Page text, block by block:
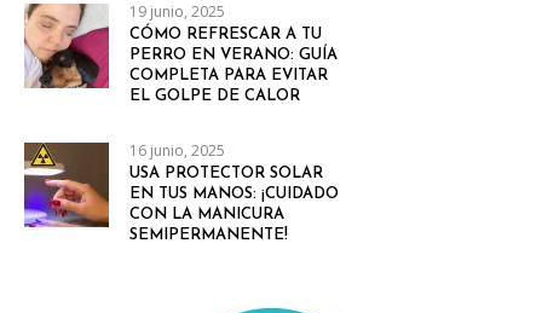
19 junio, 2025
CÓMO REFRESCAR A TU
PERRO EN VERANO: GUÍA
COMPLETA PARA EVITAR
EL GOLPE DE CALOR
16 junio, 2025
USA PROTECTOR SOLAR
EN TUS MANOS: ¡CUIDADO
CON LA MANICURA
SEMIPERMANENTE!